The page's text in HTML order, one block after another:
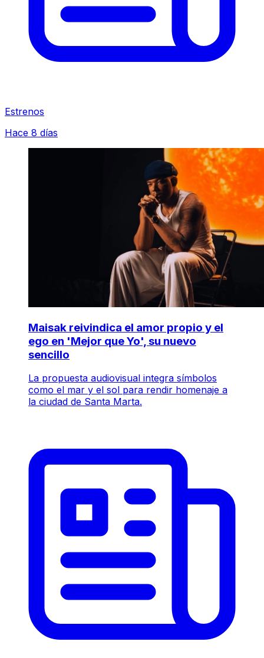
Estrenos
Hace 8 días
Maisak reivindica el amor propio y el
ego en 'Mejor que Yo', su nuevo
sencillo
La propuesta audiovisual integra símbolos
como el mar y el sol para rendir homenaje a
la ciudad de Santa Marta.